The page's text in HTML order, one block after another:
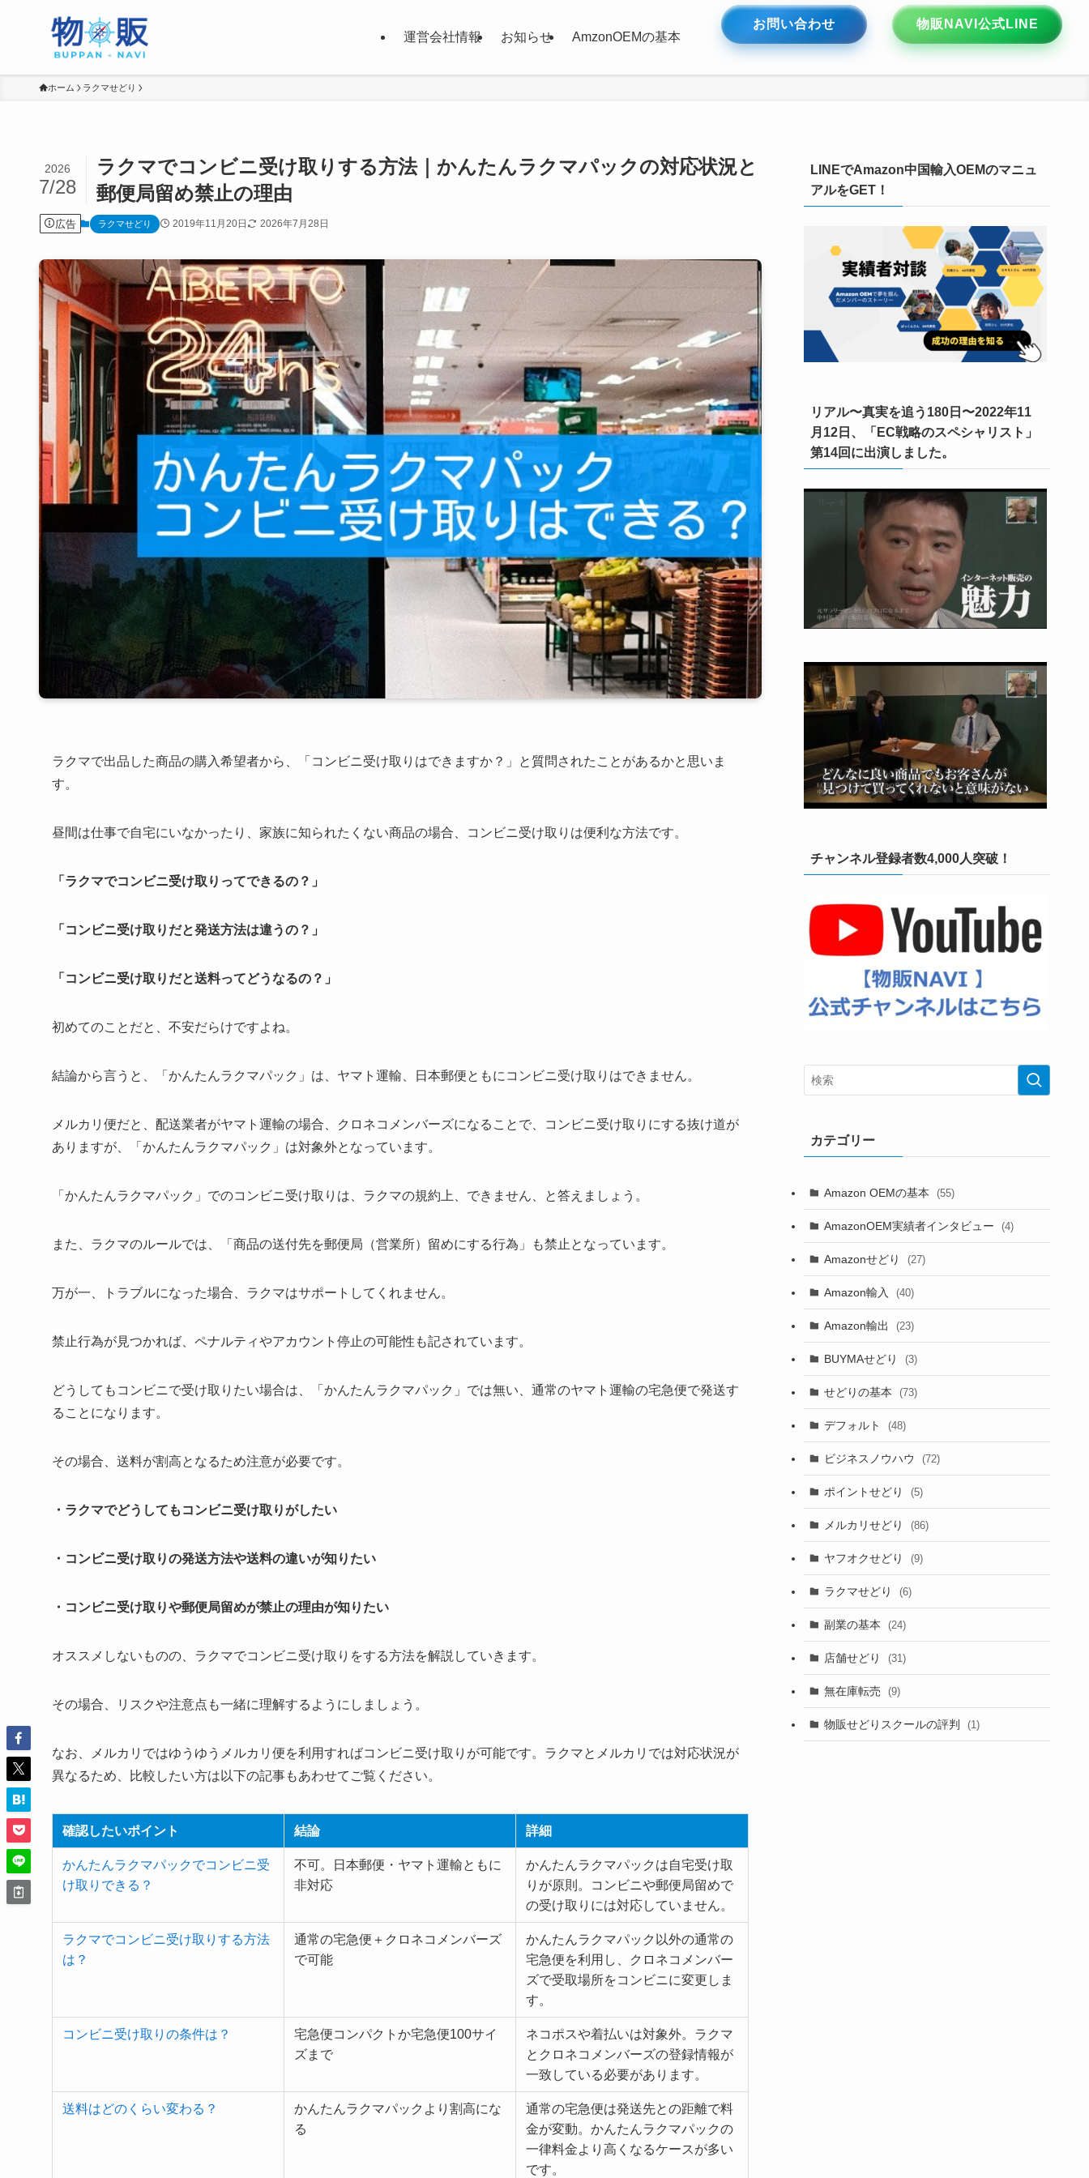
運営会社情報 お知らせ AmzonOEMの基本
お問い合わせ 物販NAVI公式LINE
ホーム ラクマせどり
ラクマでコンビニ受け取りする方法｜かんたんラクマパックの対応状況と
郵便局留め禁止の理由
2026
7/28
広告 ラクマせどり 2019年11月20日 2026年7月28日
ラクマで出品した商品の購入希望者から、「コンビニ受け取りはできますか？」と質問されたことがあるかと思いま
す。
昼間は仕事で自宅にいなかったり、家族に知られたくない商品の場合、コンビニ受け取りは便利な方法です。
「ラクマでコンビニ受け取りってできるの？」
「コンビニ受け取りだと発送方法は違うの？」
「コンビニ受け取りだと送料ってどうなるの？」
初めてのことだと、不安だらけですよね。
結論から言うと、「かんたんラクマパック」は、ヤマト運輸、日本郵便ともにコンビニ受け取りはできません。
メルカリ便だと、配送業者がヤマト運輸の場合、クロネコメンバーズになることで、コンビニ受け取りにする抜け道が
ありますが、「かんたんラクマパック」は対象外となっています。
「かんたんラクマパック」でのコンビニ受け取りは、ラクマの規約上、できません、と答えましょう。
また、ラクマのルールでは、「商品の送付先を郵便局（営業所）留めにする行為」も禁止となっています。
万が一、トラブルになった場合、ラクマはサポートしてくれません。
禁止行為が見つかれば、ペナルティやアカウント停止の可能性も記されています。
どうしてもコンビニで受け取りたい場合は、「かんたんラクマパック」では無い、通常のヤマト運輸の宅急便で発送す
ることになります。
その場合、送料が割高となるため注意が必要です。
・ラクマでどうしてもコンビニ受け取りがしたい
・コンビニ受け取りの発送方法や送料の違いが知りたい
・コンビニ受け取りや郵便局留めが禁止の理由が知りたい
オススメしないものの、ラクマでコンビニ受け取りをする方法を解説していきます。
その場合、リスクや注意点も一緒に理解するようにしましょう。
なお、メルカリではゆうゆうメルカリ便を利用すればコンビニ受け取りが可能です。ラクマとメルカリでは対応状況が
異なるため、比較したい方は以下の記事もあわせてご覧ください。
確認したいポイント 結論 詳細
かんたんラクマパックでコンビニ受
け取りできる？
不可。日本郵便・ヤマト運輸ともに
非対応
かんたんラクマパックは自宅受け取
りが原則。コンビニや郵便局留めで
の受け取りには対応していません。
ラクマでコンビニ受け取りする方法
は？
通常の宅急便＋クロネコメンバーズ
で可能
かんたんラクマパック以外の通常の
宅急便を利用し、クロネコメンバー
ズで受取場所をコンビニに変更しま
す。
コンビニ受け取りの条件は？
宅急便コンパクトか宅急便100サイ
ズまで
ネコポスや着払いは対象外。ラクマ
とクロネコメンバーズの登録情報が
一致している必要があります。
送料はどのくらい変わる？
かんたんラクマパックより割高にな
る
通常の宅急便は発送先との距離で料
金が変動。かんたんラクマパックの
一律料金より高くなるケースが多い
です。
LINEでAmazon中国輸入OEMのマニュ
アルをGET！
リアル〜真実を追う180日〜2022年11
月12日、「EC戦略のスペシャリスト」
第14回に出演しました。
チャンネル登録者数4,000人突破！
カテゴリー
Amazon OEMの基本 (55)
AmazonOEM実績者インタビュー (4)
Amazonせどり (27)
Amazon輸入 (40)
Amazon輸出 (23)
BUYMAせどり (3)
せどりの基本 (73)
デフォルト (48)
ビジネスノウハウ (72)
ポイントせどり (5)
メルカリせどり (86)
ヤフオクせどり (9)
ラクマせどり (6)
副業の基本 (24)
店舗せどり (31)
無在庫転売 (9)
物販せどりスクールの評判 (1)